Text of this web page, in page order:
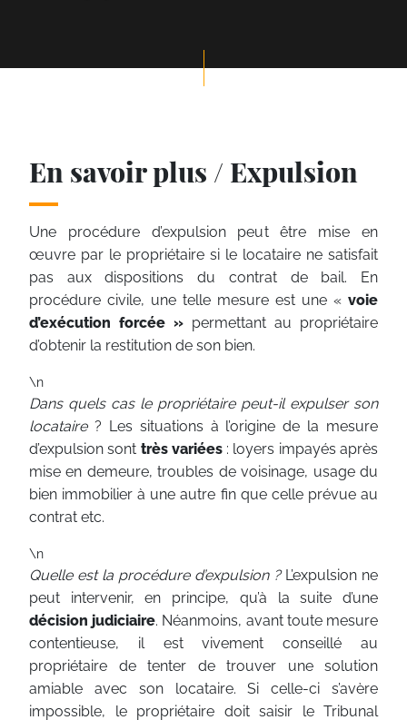
En savoir plus / Expulsion
Une procédure d’expulsion peut être mise en
œuvre par le propriétaire si le locataire ne satisfait
pas aux dispositions du contrat de bail. En
procédure civile, une telle mesure est une « voie
d’exécution forcée » permettant au propriétaire
d’obtenir la restitution de son bien.
\n
Dans quels cas le propriétaire peut-il expulser son
locataire? Les situations à l’origine de la mesure
d’expulsion sont très variées: loyers impayés après
mise en demeure, troubles de voisinage, usage du
bien immobilier à une autre fin que celle prévue au
contrat etc.
\n
Quelle est la procédure d’expulsion ? L’expulsion ne
peut intervenir, en principe, qu’à la suite d’une
décision judiciaire. Néanmoins, avant toute mesure
contentieuse, il est vivement conseillé au
propriétaire de tenter de trouver une solution
amiable avec son locataire. Si celle-ci s’avère
impossible, le propriétaire doit saisir le Tribunal